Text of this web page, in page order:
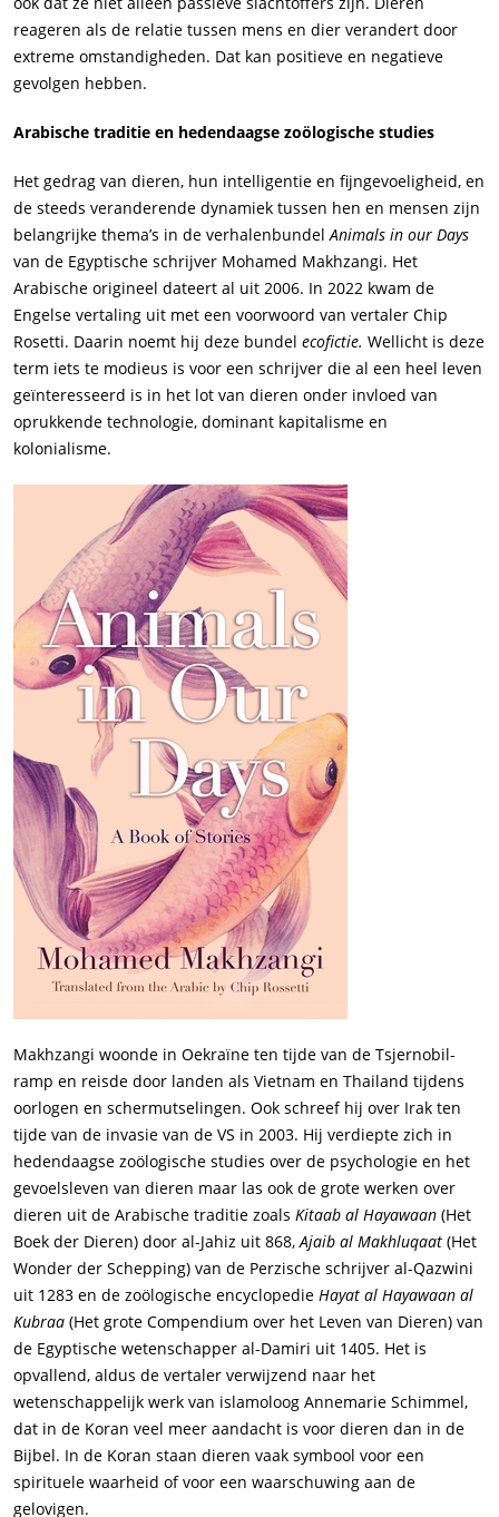
reageren als de relatie tussen mens en dier verandert door
extreme omstandigheden. Dat kan positieve en negatieve
gevolgen hebben.
Arabische traditie en hedendaagse zoölogische studies
Het gedrag van dieren, hun intelligentie en fijngevoeligheid, en
de steeds veranderende dynamiek tussen hen en mensen zijn
belangrijke thema’s in de verhalenbundelAnimals in our Days
van de Egyptische schrijver Mohamed Makhzangi. Het
Arabische origineel dateert al uit 2006. In 2022 kwam de
Engelse vertaling uit met een voorwoord van vertaler Chip
Rosetti. Daarin noemt hij deze bundel ecofictie. Wellicht is deze
term iets te modieus is voor een schrijver die al een heel leven
geïnteresseerd is in het lot van dieren onder invloed van
oprukkende technologie, dominant kapitalisme en
kolonialisme.
Makhzangi woonde in Oekraïne ten tijde van de Tsjernobil-
ramp en reisde door landen als Vietnam en Thailand tijdens
oorlogen en schermutselingen. Ook schreef hij over Irak ten
tijde van de invasie van de VS in 2003. Hij verdiepte zich in
hedendaagse zoölogische studies over de psychologie en het
gevoelsleven van dieren maar las ook de grote werken over
dieren uit de Arabische traditie zoals Kitaab al Hayawaan (Het
Boek der Dieren) door al-Jahiz uit 868,Ajaib al Makhluqaat (Het
Wonder der Schepping) van de Perzische schrijver al-Qazwini
uit 1283 en de zoölogische encyclopedie Hayat al Hayawaan al
Kubraa (Het grote Compendium over het Leven van Dieren) van
de Egyptische wetenschapper al-Damiri uit 1405. Het is
opvallend, aldus de vertaler verwijzend naar het
wetenschappelijk werk van islamoloog Annemarie Schimmel,
dat in de Koran veel meer aandacht is voor dieren dan in de
Bijbel. In de Koran staan dieren vaak symbool voor een
spirituele waarheid of voor een waarschuwing aan de
gelovigen.